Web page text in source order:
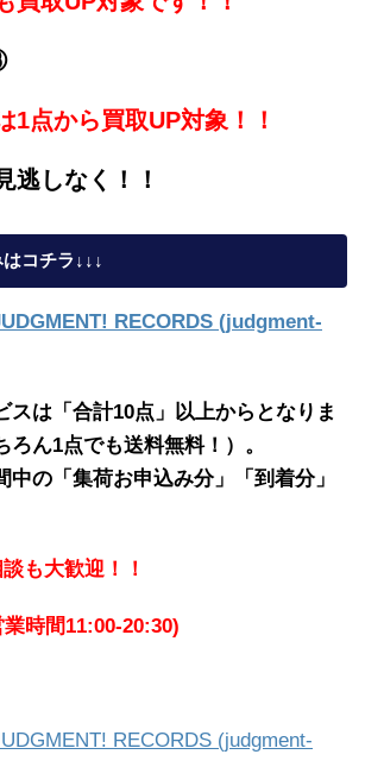
1点から買取UP対象！！
逃しなく！！
コチラ↓↓↓
RECORDS (judgment-
は「合計10点」以上からとなりま
ろん1点でも送料無料！）。
の「集荷お申込み分」「到着分」
も大歓迎！！
時間11:00-20:30)
RECORDS (judgment-